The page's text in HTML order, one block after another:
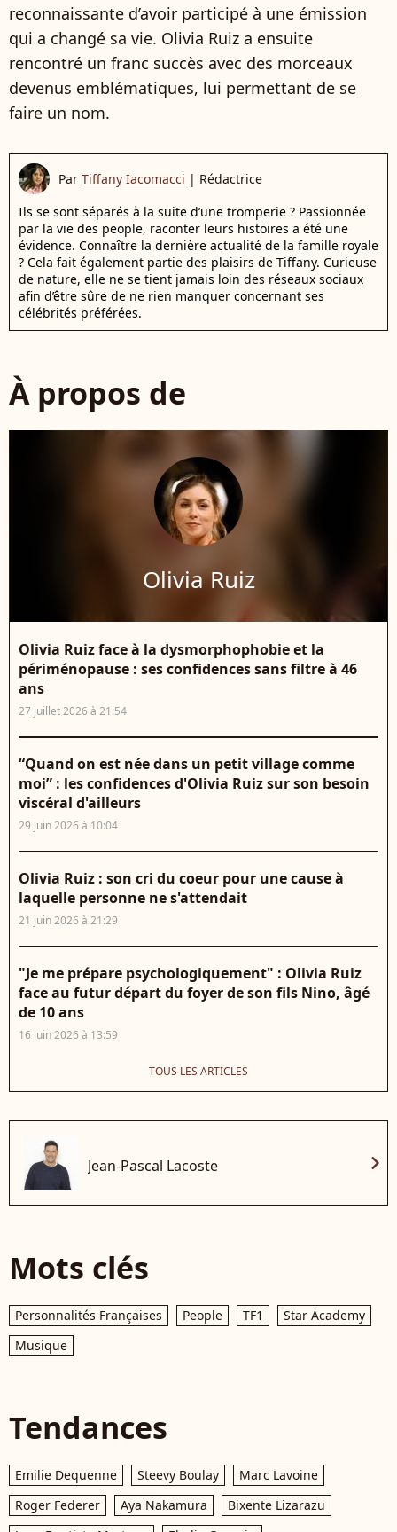
reconnaissante d’avoir participé à une émission
qui a changé sa vie. Olivia Ruiz a ensuite
rencontré un franc succès avec des morceaux
devenus emblématiques, lui permettant de se
faire un nom.
Par Tiffany Iacomacci | Rédactrice
Ils se sont séparés à la suite d’une tromperie ? Passionnée
par la vie des people, raconter leurs histoires a été une
évidence. Connaître la dernière actualité de la famille royale
? Cela fait également partie des plaisirs de Tiffany. Curieuse
de nature, elle ne se tient jamais loin des réseaux sociaux
afin d’être sûre de ne rien manquer concernant ses
célébrités préférées.
À propos de
Olivia Ruiz
Olivia Ruiz face à la dysmorphophobie et la
périménopause : ses confidences sans filtre à 46
ans
27 juillet 2026 à 21:54
“Quand on est née dans un petit village comme
moi” : les confidences d'Olivia Ruiz sur son besoin
viscéral d'ailleurs
29 juin 2026 à 10:04
Olivia Ruiz : son cri du coeur pour une cause à
laquelle personne ne s'attendait
21 juin 2026 à 21:29
"Je me prépare psychologiquement" : Olivia Ruiz
face au futur départ du foyer de son fils Nino, âgé
de 10 ans
16 juin 2026 à 13:59
TOUS LES ARTICLES
Jean-Pascal Lacoste chevron_right
Mots clés
Personnalités Françaises People TF1
Star Academy
Musique
Tendances
Emilie Dequenne Steevy Boulay
Marc Lavoine
Roger Federer
Aya Nakamura
Bixente Lizarazu